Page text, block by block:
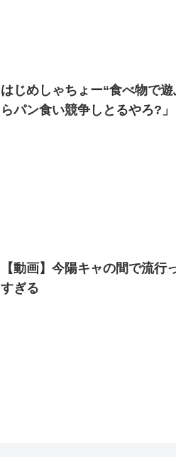
はじめしゃちょー“食べ物で
らパン食い競争しとるやろ?」
【動画】今陽キャの間で流行
すぎる